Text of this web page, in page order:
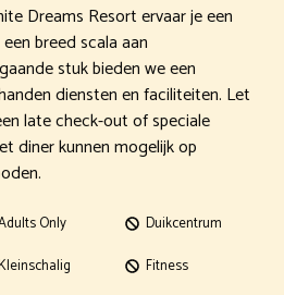
Dreams Resort ervaar je een
breed scala aan
stuk bieden we een
diensten en faciliteiten. Let
late check-out of speciale
diner kunnen mogelijk op
Only
Duikcentrum
Fitness